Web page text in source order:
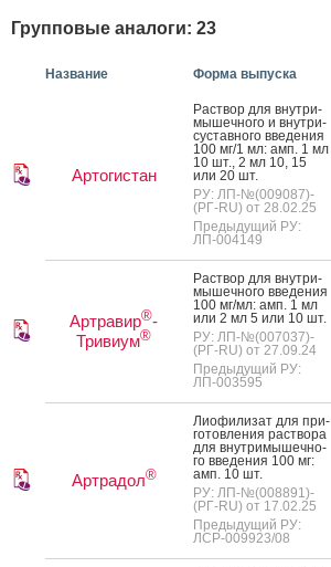
Групповые аналоги: 23
Название Форма выпуска
Артогистан
Рас­твор для внут­ри­
мышеч­но­го и внут­ри­
сус­тавно­го вве­дения
100 мг/1 мл: амп. 1 мл
10 шт., 2 мл 10, 15
или 20 шт.
РУ: ЛП-№(009087)-
(РГ-RU) от 28.02.25
Предыдущий РУ:
ЛП-004149
Артравир®-
Тривиум®
Рас­твор для внут­ри­
мышеч­но­го вве­дения
100 мг/мл: амп. 1 мл
или 2 мл 5 или 10 шт.
РУ: ЛП-№(007037)-
(РГ-RU) от 27.09.24
Предыдущий РУ:
ЛП-003595
Артрадол®
Ли­офи­лизат для при­
готов­ле­ния рас­тво­ра
для внут­ри­мышеч­но­
го вве­дения 100 мг:
амп. 10 шт.
РУ: ЛП-№(008891)-
(РГ-RU) от 17.02.25
Предыдущий РУ:
ЛСР-009923/08